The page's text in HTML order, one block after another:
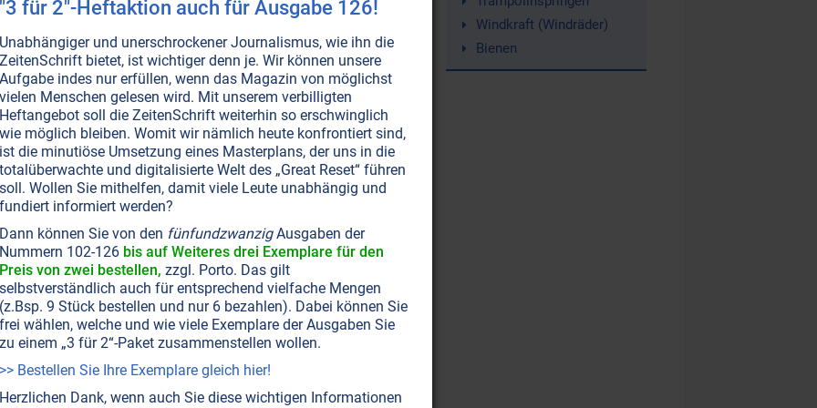
womöglich bedeutender als Milliarden von US-
Entwicklungshilfe. Und sie wirkt sich außerdem noch
das Weltklima aus!Weiterlesen...
LANDWIRTSCHAFT GENTECHNOLOGIE
auf Afrika
ist der Widerstand gegen die Gentechnik anhaltend
den Druck auf die Regierungen. Auch hier scheint
geheimes Ziel zu sein.
NR. 73, S.28 DEUTSCHLAND
GESELLSCHAFT ALLGEMEIN
• MANIPULATION
POLITICAL CORRECTNESS
POLITIK ALLGEMEIN
Hat Europa bald „fertig“?
Windkraft (Windräder)
Bienen
"3 für 2"-Heftaktion auch für Ausgabe 126!
Unabhängiger und unerschrockener Journalismus, wie ihn die
ZeitenSchrift bietet, ist wichtiger denn je. Wir können unsere
Aufgabe indes nur erfüllen, wenn das Magazin von möglichst
vielen Menschen gelesen wird. Mit unserem verbilligten
Heftangebot soll die ZeitenSchrift weiterhin so erschwinglich
wie möglich bleiben. Womit wir nämlich heute konfrontiert sind,
ist die minutiöse Umsetzung eines Masterplans, der uns in die
totalüberwachte und digitalisierte Welt des „Great Reset“ führen
soll. Wollen Sie mithelfen, damit viele Leute unabhängig und
fundiert informiert werden?
Dann können Sie von den fünfundzwanzigAusgaben der
Nummern 102-126 bis auf Weiteres drei Exemplare für den
Preis von zwei bestellen, zzgl. Porto. Das gilt
selbstverständlich auch für entsprechend vielfache Mengen
(z.Bsp. 9 Stück bestellen und nur 6 bezahlen). Dabei können Sie
frei wählen, welche und wie viele Exemplare der Ausgaben Sie
zu einem „3 für 2“-Paket zusammenstellen wollen.
>> Bestellen Sie Ihre Exemplare gleich hier!
Herzlichen Dank, wenn auch Sie diese wichtigen Informationen